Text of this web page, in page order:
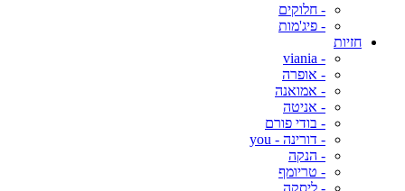
- חלוקים
- פיג'מות
חזיות
- viania
- אופרה
- אמואנה
- אניטה
- בודי פורם
- דורינה - you
- הנקה
- טריומף
- ליסקה